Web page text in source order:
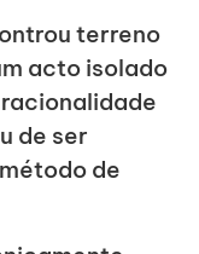
terreno
acto isolado
de ser
de